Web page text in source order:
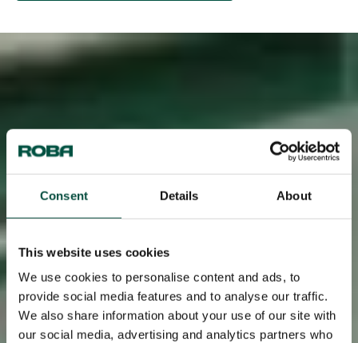
Consent Details About
This website uses cookies
We use cookies to personalise content and ads, to
provide social media features and to analyse our traffic.
We also share information about your use of our site with
our social media, advertising and analytics partners who